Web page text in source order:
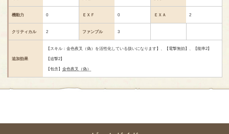
機動力 0 ＥＸＦ 0 ＥＸＡ 2
クリティカル 2 ファンブル 3
追加効果
【スキル：金色夜叉（偽）を活性化している扱いになります】、【電撃無効】、【能率2】
【追撃2】
【包含】金色夜叉（偽）